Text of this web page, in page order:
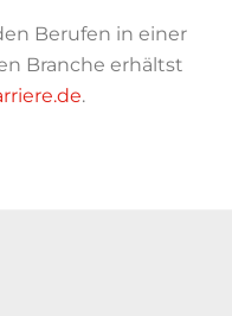
Berufen in einer
Branche erhältst
.